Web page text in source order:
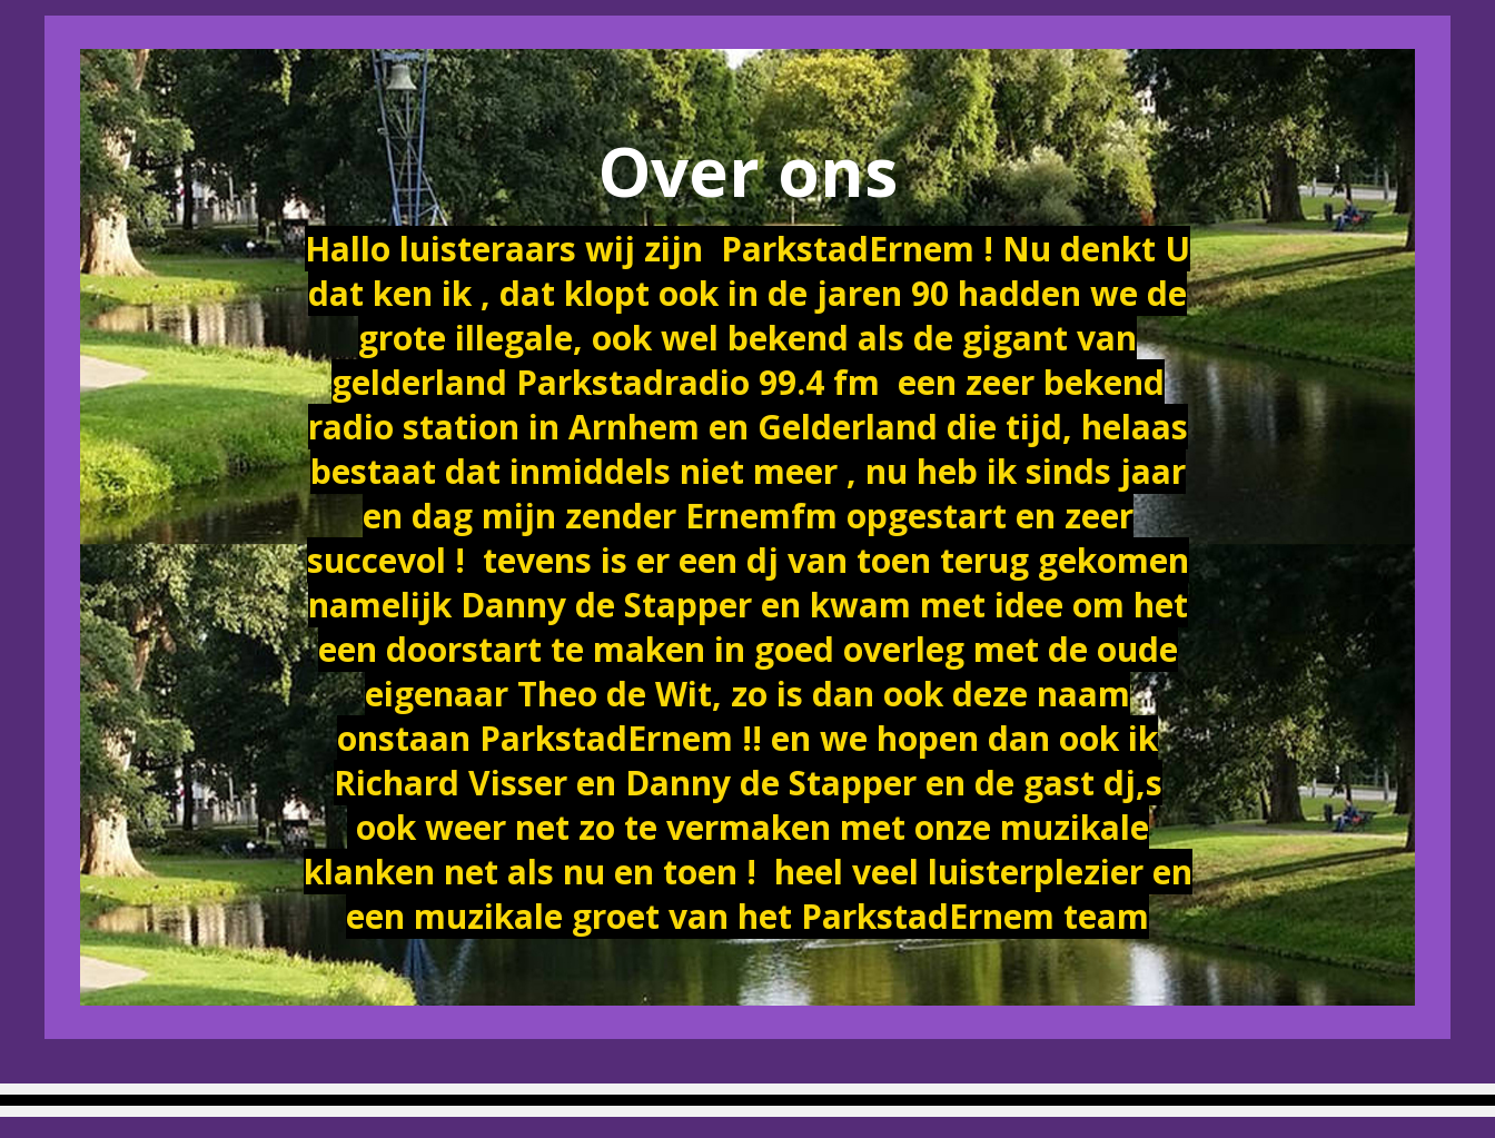
Over ons
Hallo luisteraars wij zijn ParkstadErnem ! Nu denkt U
dat ken ik , dat klopt ook in de jaren 90 hadden we de
grote illegale, ook wel bekend als de gigant van
gelderland Parkstadradio 99.4 fm een zeer bekend
radio station in Arnhem en Gelderland die tijd, helaas
bestaat dat inmiddels niet meer , nu heb ik sinds jaar
en dag mijn zender Ernemfm opgestart en zeer
succevol ! tevens is er een dj van toen terug gekomen
namelijk Danny de Stapper en kwam met idee om het
een doorstart te maken in goed overleg met de oude
eigenaar Theo de Wit, zo is dan ook deze naam
onstaan ParkstadErnem !! en we hopen dan ook ik
Richard Visser en Danny de Stapper en de gast dj,s
ook weer net zo te vermaken met onze muzikale
klanken net als nu en toen ! heel veel luisterplezier en
een muzikale groet van het ParkstadErnem team